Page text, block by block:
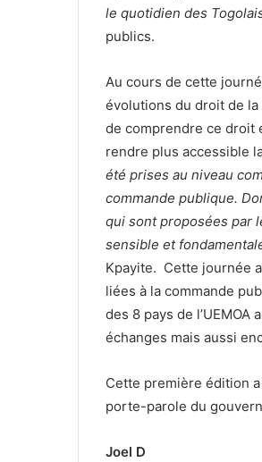
le quotidien des
publics.
Au cours de cette
évolutions du droit de
de comprendre ce droit
rendre plus accessible
été prises au niveau
commande publique.
qui sont proposées par
sensible et
Kpayite. Cette journée
liées à la commande
des 8 pays de
échanges mais aussi
Cette première édition
porte-parole du
Joel D